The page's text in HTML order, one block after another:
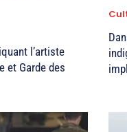
l’artiste
et Garde des